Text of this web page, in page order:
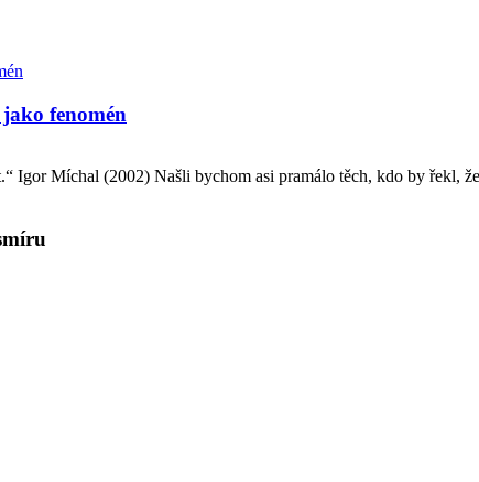
fenomén
Igor Míchal (2002) Našli bychom asi pramálo těch, kdo by řekl,